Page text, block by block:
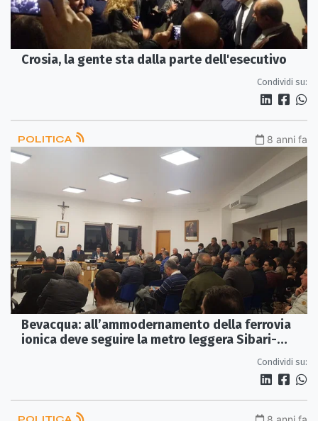
Crosia, la gente sta dalla parte dell'esecutivo
Condividi su:
POLITICA 8 anni fa
Bevacqua: all’ammodernamento della ferrovia
ionica deve seguire la metro leggera Sibari-
Condividi su: